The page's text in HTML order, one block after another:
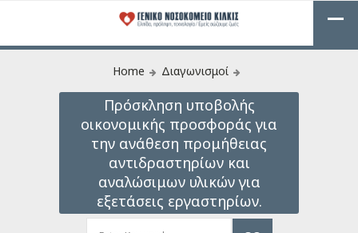
Home Διαγωνισμοί
Πρόσκληση υποβολής
οικονομικής προσφοράς για
την ανάθεση προμήθειας
αντιδραστηρίων και
αναλώσιμων υλικών για
εξετάσεις εργαστηρίων.